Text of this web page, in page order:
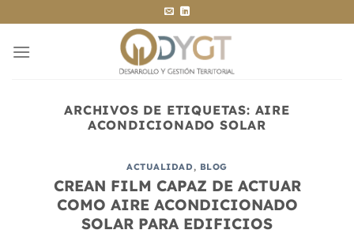
al
contenido
ARCHIVOS DE ETIQUETAS: AIRE
ACONDICIONADO SOLAR
ACTUALIDAD, BLOG
CREAN FILM CAPAZ DE ACTUAR
COMO AIRE ACONDICIONADO
SOLAR PARA EDIFICIOS